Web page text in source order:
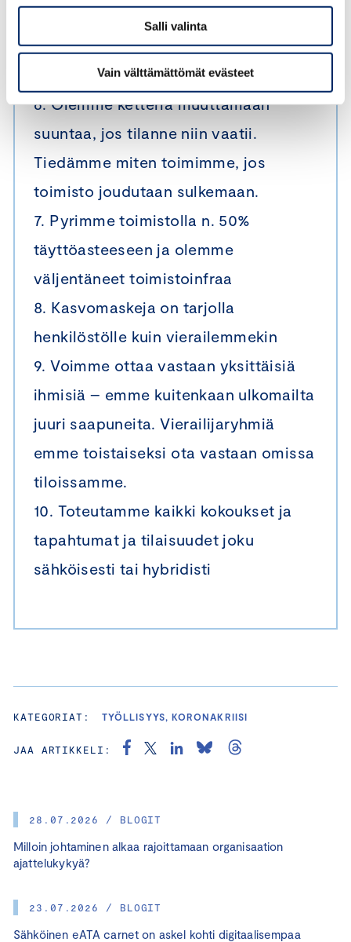
Salli valinta
Vain välttämättömät evästeet
28.07.2026 / BLOGIT
Milloin johtaminen alkaa rajoittamaan organisaation
ajattelukykyä?
23.07.2026 / BLOGIT
Sähköinen eATA carnet on askel kohti digitaalisempaa
5. Etätöitä voi tehdä, mutta niistä
sovitaan etukäteen ja merkitään
kalenteriin
6. Olemme ketteriä muuttamaan
suuntaa, jos tilanne niin vaatii.
Tiedämme miten toimimme, jos
toimisto joudutaan sulkemaan.
7. Pyrimme toimistolla n. 50%
täyttöasteeseen ja olemme
väljentäneet toimistoinfraa
8. Kasvomaskeja on tarjolla
henkilöstölle kuin vierailemmekin
9. Voimme ottaa vastaan yksittäisiä
ihmisiä – emme kuitenkaan ulkomailta
juuri saapuneita. Vierailijaryhmiä
emme toistaiseksi ota vastaan omissa
tiloissamme.
10. Toteutamme kaikki kokoukset ja
tapahtumat ja tilaisuudet joku
sähköisesti tai hybridisti
KATEGORIAT: TYÖLLISYYS, KORONAKRIISI
JAA ARTIKKELI: